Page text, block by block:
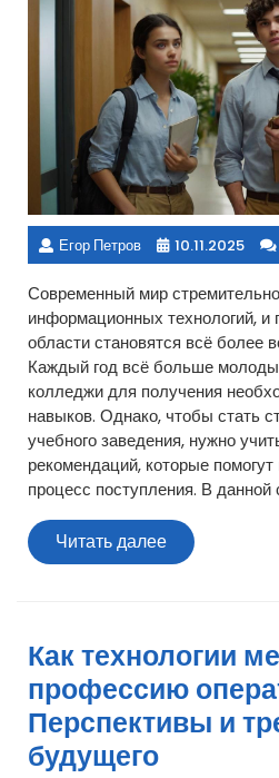
Егор Петров 10.11.2025
Современный мир
информационных технологий, и
области становятся всё более
Каждый год всё больше
колледжи для получения
навыков. Однако, чтобы стать
учебного заведения, нужно
рекомендаций, которые
процесс поступления. В данной
Читать далееЧитать
далее
Как технологии
профессию
Перспективы и
будущего